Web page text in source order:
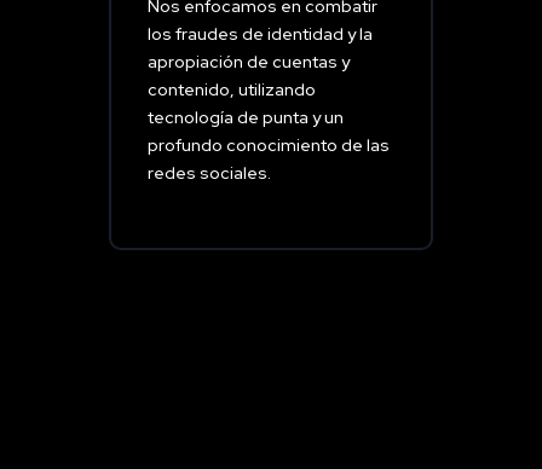
Nos enfocamos en combatir
los fraudes de identidad y la
apropiación de cuentas y
contenido, utilizando
tecnología de punta y un
profundo conocimiento de las
redes sociales.